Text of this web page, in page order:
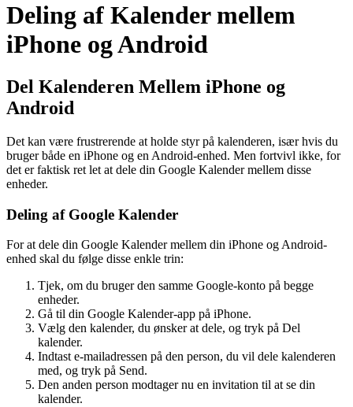
Deling af Kalender mellem
iPhone og Android
Del Kalenderen Mellem iPhone og
Android
Det kan være frustrerende at holde styr på kalenderen, især hvis du
bruger både en iPhone og en Android-enhed. Men fortvivl ikke, for
det er faktisk ret let at dele din Google Kalender mellem disse
enheder.
Deling af Google Kalender
For at dele din Google Kalender mellem din iPhone og Android-
enhed skal du følge disse enkle trin:
Tjek, om du bruger den samme Google-konto på begge
enheder.
Gå til din Google Kalender-app på iPhone.
Vælg den kalender, du ønsker at dele, og tryk på Del
kalender.
Indtast e-mailadressen på den person, du vil dele kalenderen
med, og tryk på Send.
Den anden person modtager nu en invitation til at se din
kalender.